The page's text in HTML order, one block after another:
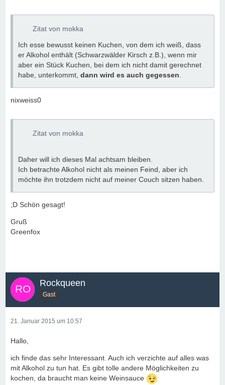
Zitat von mokka
Ich esse bewusst keinen Kuchen, von dem ich weiß, dass
er Alkohol enthält (Schwarzwälder Kirsch z.B.), wenn mir
aber ein Stück Kuchen, bei dem ich nicht damit gerechnet
habe, unterkommt, dann wird es auch gegessen
nixweiss0
Zitat von mokka
Daher will ich dieses Mal achtsam bleiben.
Ich betrachte Alkohol nicht als meinen Feind, aber ich
möchte ihn trotzdem nicht auf meiner Couch sitzen haben.
;D Schön gesagt!
Gruß
Greenfox
Rockqueen
Gast
21. Januar 2015 um 10:57
Hallo,
ich finde das sehr Interessant. Auch ich verzichte auf alles was
mit Alkohol zu tun hat. Es gibt tolle andere Möglichkeiten zu
kochen, da braucht man keine Weinsauce